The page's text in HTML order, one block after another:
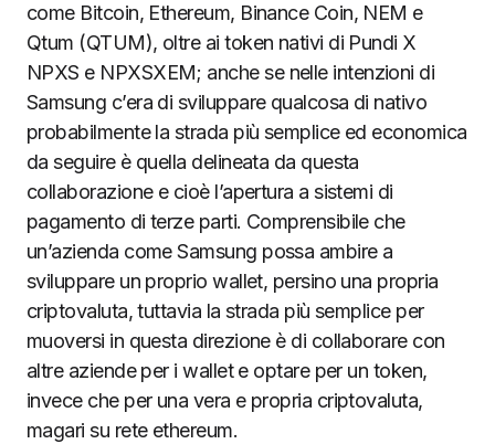
come Bitcoin, Ethereum, Binance Coin, NEM e
Qtum (QTUM), oltre ai token nativi di Pundi X
NPXS e NPXSXEM; anche se nelle intenzioni di
Samsung c’era di sviluppare qualcosa di nativo
probabilmente la strada più semplice ed economica
da seguire è quella delineata da questa
collaborazione e cioè l’apertura a sistemi di
pagamento di terze parti. Comprensibile che
un’azienda come Samsung possa ambire a
sviluppare un proprio wallet, persino una propria
criptovaluta, tuttavia la strada più semplice per
muoversi in questa direzione è di collaborare con
altre aziende per i wallet e optare per un token,
invece che per una vera e propria criptovaluta,
magari su rete ethereum.